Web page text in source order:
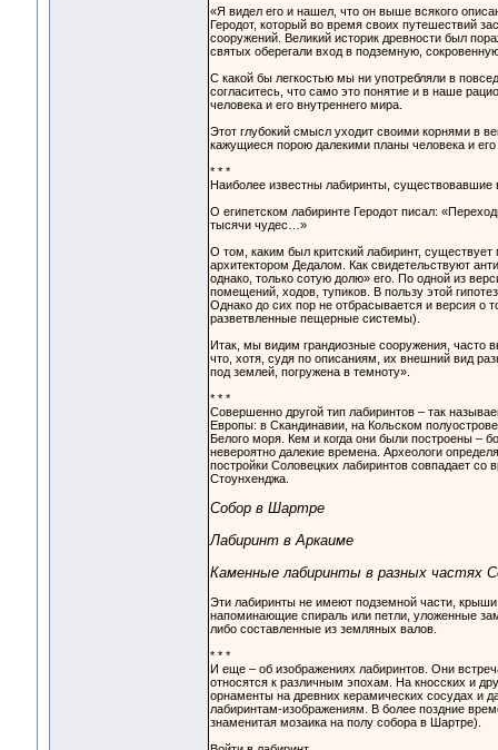
«Я видел его и нашел, что он выше всякого
Геродот, который во время своих путешествий
сооружений. Великий историк древности был
святых оберегали вход в подземную,
С какой бы легкостью мы ни употребляли в
согласитесь, что само это понятие и в наше
человека и его внутреннего мира.
Этот глубокий смысл уходит своими корнями в
кажущиеся порою далекими планы человека и
* * *
Наиболее известны лабиринты, существовавшие
О египетском лабиринте Геродот писал:
тысячи чудес…»
О том, каким был критский лабиринт,
архитектором Дедалом. Как свидетельствуют
однако, только сотую долю» его. По одной из
помещений, ходов, тупиков. В пользу этой
Однако до сих пор не отбрасывается и версия о
разветвленные пещерные системы).
Итак, мы видим грандиозные сооружения, часто
что, хотя, судя по описаниям, их внешний вид
под землей, погружена в темноту».
* * *
Совершенно другой тип лабиринтов – так
Европы: в Скандинавии, на Кольском
Белого моря. Кем и когда они были построены –
невероятно далекие времена. Археологи
постройки Соловецких лабиринтов совпадает со
Стоунхенджа.
Собор в Шартре
Лабиринт в Аркаиме
Каменные лабиринты в разных частях
Эти лабиринты не имеют подземной части,
напоминающие спираль или петли, уложенные
либо составленные из земляных валов.
* * *
И еще – об изображениях лабиринтов. Они
относятся к различным эпохам. На кносских и
орнаменты на древних керамических сосудах и
лабиринтам-изображениям. В более поздние
знаменитая мозаика на полу собора в Шартре).